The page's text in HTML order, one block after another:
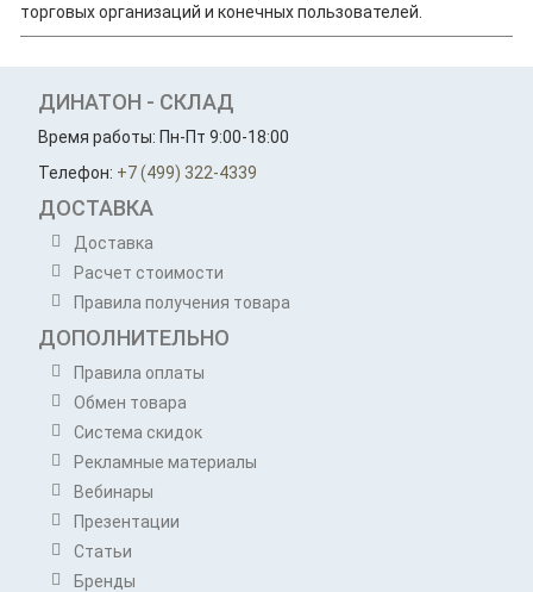
торговых организаций и конечных пользователей.
ДИНАТОН - СКЛАД
Время работы: Пн-Пт 9:00-18:00
Телефон: +7 (499) 322-4339
ДОСТАВКА
Доставка
Расчет стоимости
Правила получения товара
ДОПОЛНИТЕЛЬНО
Правила оплаты
Обмен товара
Система скидок
Рекламные материалы
Вебинары
Презентации
Статьи
Бренды